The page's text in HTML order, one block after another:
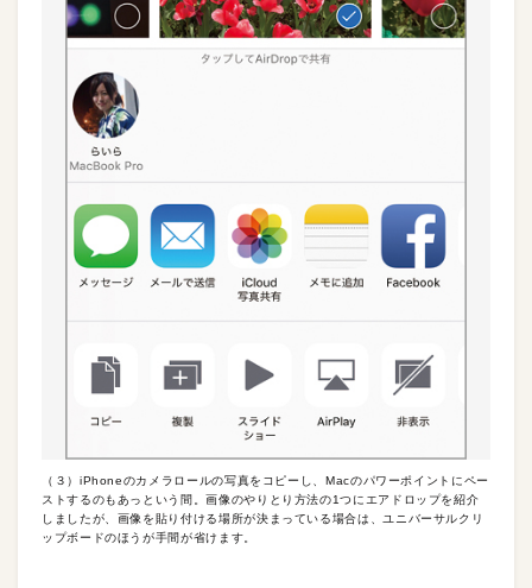
（３）iPhoneのカメラロールの写真をコピーし、Macのパワーポイントにペー
ストするのもあっという間。画像のやりとり方法の1つにエアドロップを紹介
しましたが、画像を貼り付ける場所が決まっている場合は、ユニバーサルクリ
ップボードのほうが手間が省けます。